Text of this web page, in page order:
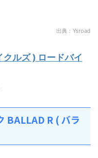
出典：Ysroad
ルズ ) ロードバイ
BALLAD R ( バラ